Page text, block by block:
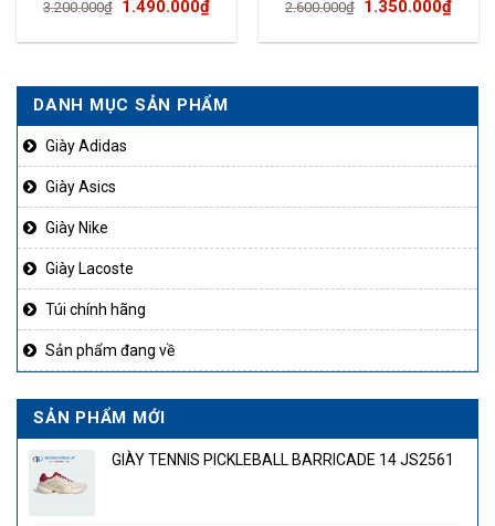
DANH MỤC SẢN PHẨM
Giày Adidas
Giày Asics
Giày Nike
Giày Lacoste
Túi chính hãng
Sản phẩm đang về
SẢN PHẨM MỚI
GIÀY TENNIS PICKLEBALL BARRICADE 14 JS2561
3.200.000₫ Giá
3.200.000₫.
1.490.000₫Giá
là:
1.490.000₫.
2.600.000₫ Giá
2.600.000₫.
1.350.000₫Giá
là: